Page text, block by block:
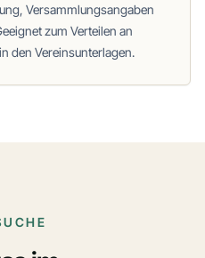
Versammlungsangaben
zum Verteilen an
den Vereinsunterlagen.